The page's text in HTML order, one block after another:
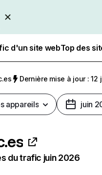
d'un site webTop des
Dernière mise à jour : 12
appareils juin
du trafic juin 2026